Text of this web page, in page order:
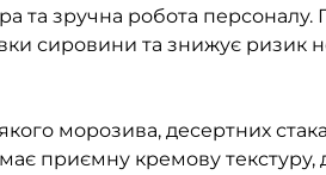
та зручна робота
сировини та знижує ризик
морозива, десертних
приємну кремову